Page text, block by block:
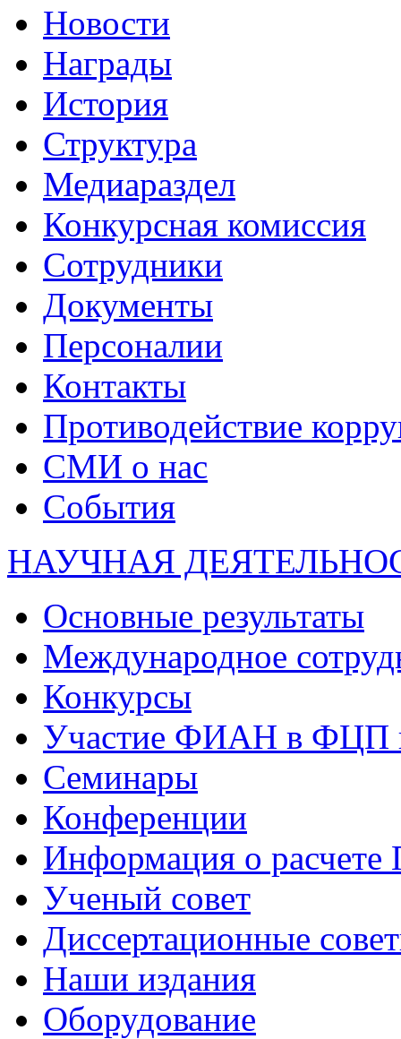
Новости
Награды
История
Структура
Медиараздел
Конкурсная комиссия
Сотрудники
Документы
Персоналии
Контакты
Противодействие
СМИ о нас
События
НАУЧНАЯ
Основные результаты
Международное
Конкурсы
Участие ФИАН в ФЦП
Семинары
Конференции
Информация о
Ученый совет
Диссертационные
Наши издания
Оборудование